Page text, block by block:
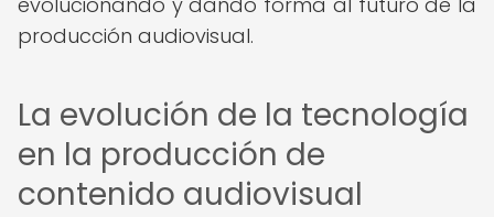
producción audiovisual.
La evolución de la tecnología
en la producción de
contenido audiovisual